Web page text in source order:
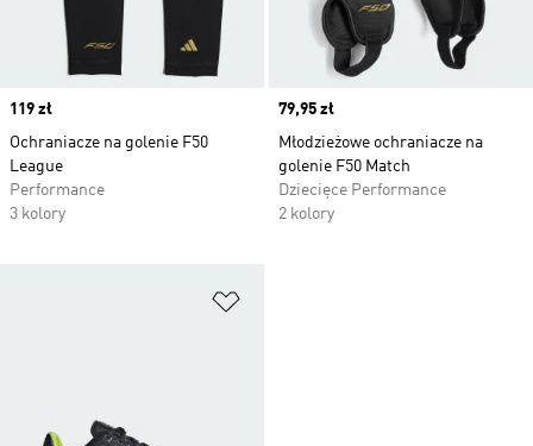
Price
119 zł
Ochraniacze na golenie F50
League
Performance
3 kolory
Price
79,95 zł
Młodzieżowe ochraniacze na
golenie F50 Match
Dziecięce Performance
2 kolory